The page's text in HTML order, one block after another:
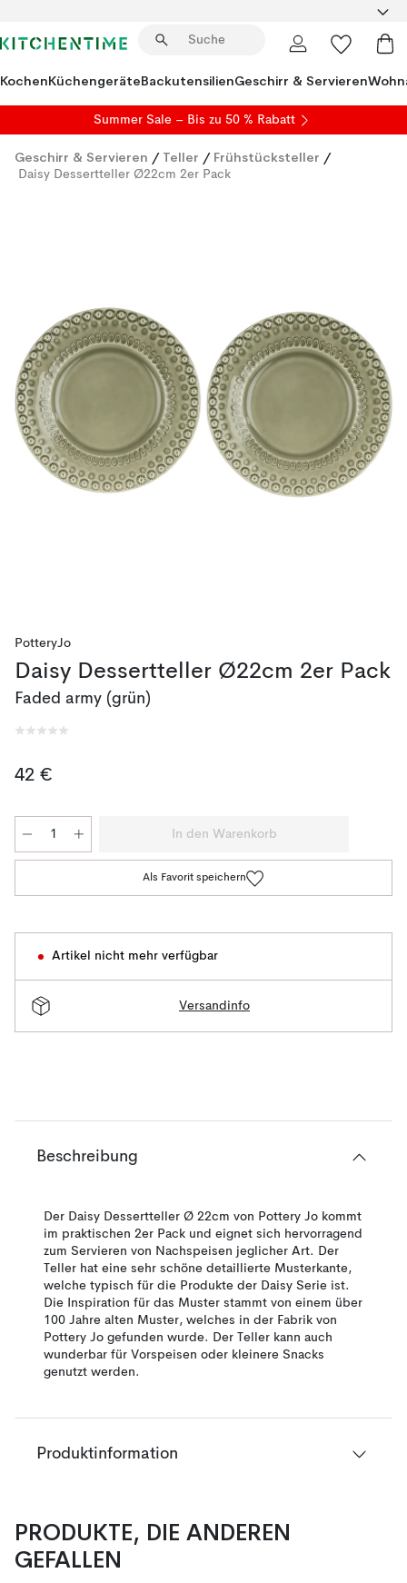
KochenKüchengeräteBackutensilienGeschirr & Servieren
Summer Sale – Bis zu 50 % Rabatt
Geschirr & Servieren / Teller / Frühstücksteller /
Daisy Dessertteller Ø22cm 2er Pack
PotteryJo
Daisy Dessertteller Ø22cm 2er Pack
Faded army (grün)
42 €
In den Warenkorb
Als Favorit speichern
Artikel nicht mehr verfügbar
Versandinfo
Beschreibung
Der Daisy Dessertteller Ø 22cm von Pottery Jo kommt
im praktischen 2er Pack und eignet sich hervorragend
zum Servieren von Nachspeisen jeglicher Art. Der
Teller hat eine sehr schöne detaillierte Musterkante,
welche typisch für die Produkte der Daisy Serie ist.
Die Inspiration für das Muster stammt von einem über
100 Jahre alten Muster, welches in der Fabrik von
Pottery Jo gefunden wurde. Der Teller kann auch
wunderbar für Vorspeisen oder kleinere Snacks
genutzt werden.
Produktinformation
PRODUKTE, DIE ANDEREN
GEFALLEN